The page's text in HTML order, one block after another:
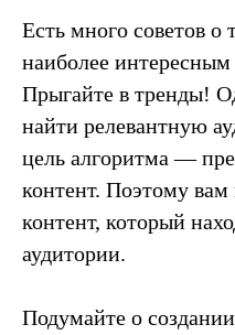
Есть много советов о
наиболее
Прыгайте в тренды!
найти релевантную
цель алгоритма —
контент. Поэтому вам
контент, который
аудитории.
Подумайте о